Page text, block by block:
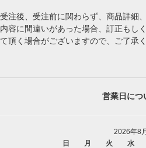
受注後、受注前に関わらず、商品詳細
内容に間違いがあった場合、訂正もし
て頂く場合がございますので、ご了承く
営業日につ
2026年8
日
月 火 水